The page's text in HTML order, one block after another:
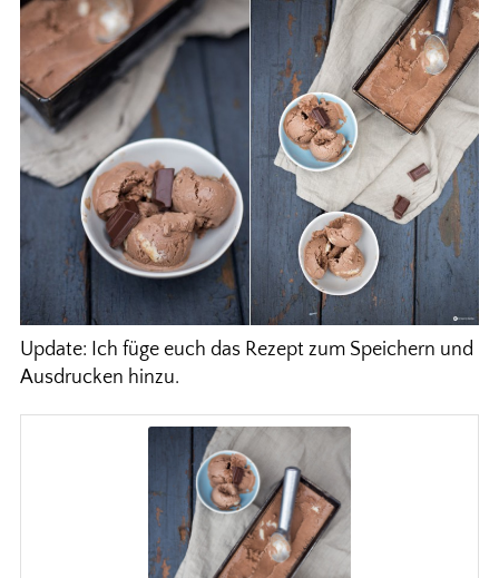
Update: Ich füge euch das Rezept zum Speichern und
Ausdrucken hinzu.